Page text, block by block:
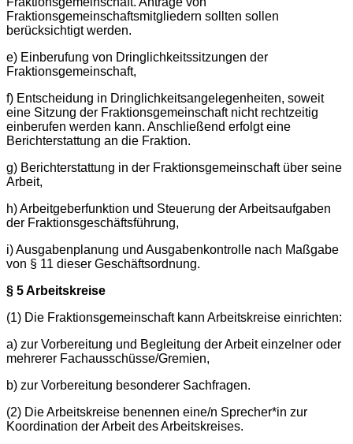
Fraktionsgemeinschaftsmitgliedern sollten sollen
berücksichtigt werden.
e) Einberufung von Dringlichkeitssitzungen der
Fraktionsgemeinschaft,
f) Entscheidung in Dringlichkeitsangelegenheiten, soweit
eine Sitzung der Fraktionsgemeinschaft nicht rechtzeitig
einberufen werden kann. Anschließend erfolgt eine
Berichterstattung an die Fraktion.
g) Berichterstattung in der Fraktionsgemeinschaft über seine
Arbeit,
h) Arbeitgeberfunktion und Steuerung der Arbeitsaufgaben
der Fraktionsgeschäftsführung,
i) Ausgabenplanung und Ausgabenkontrolle nach Maßgabe
von § 11 dieser Geschäftsordnung.
§ 5 Arbeitskreise
(1) Die Fraktionsgemeinschaft kann Arbeitskreise einrichten:
a) zur Vorbereitung und Begleitung der Arbeit einzelner oder
mehrerer Fachausschüsse/Gremien,
b) zur Vorbereitung besonderer Sachfragen.
(2) Die Arbeitskreise benennen eine/n Sprecher*in zur
Koordination der Arbeit des Arbeitskreises.